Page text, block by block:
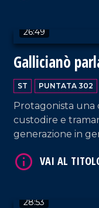
26:49
Gallicianò
ST PUNTATA 302
Protagonista una
custodire e
generazione in
della cultura
28:53